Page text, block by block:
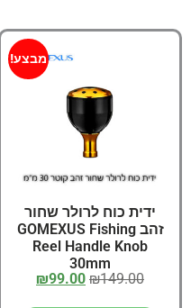
מבצע!
ידית כוח לרולר שחור
זהב GOMEXUS Fishing
Reel Handle Knob
30mm
₪149.00
₪99.00